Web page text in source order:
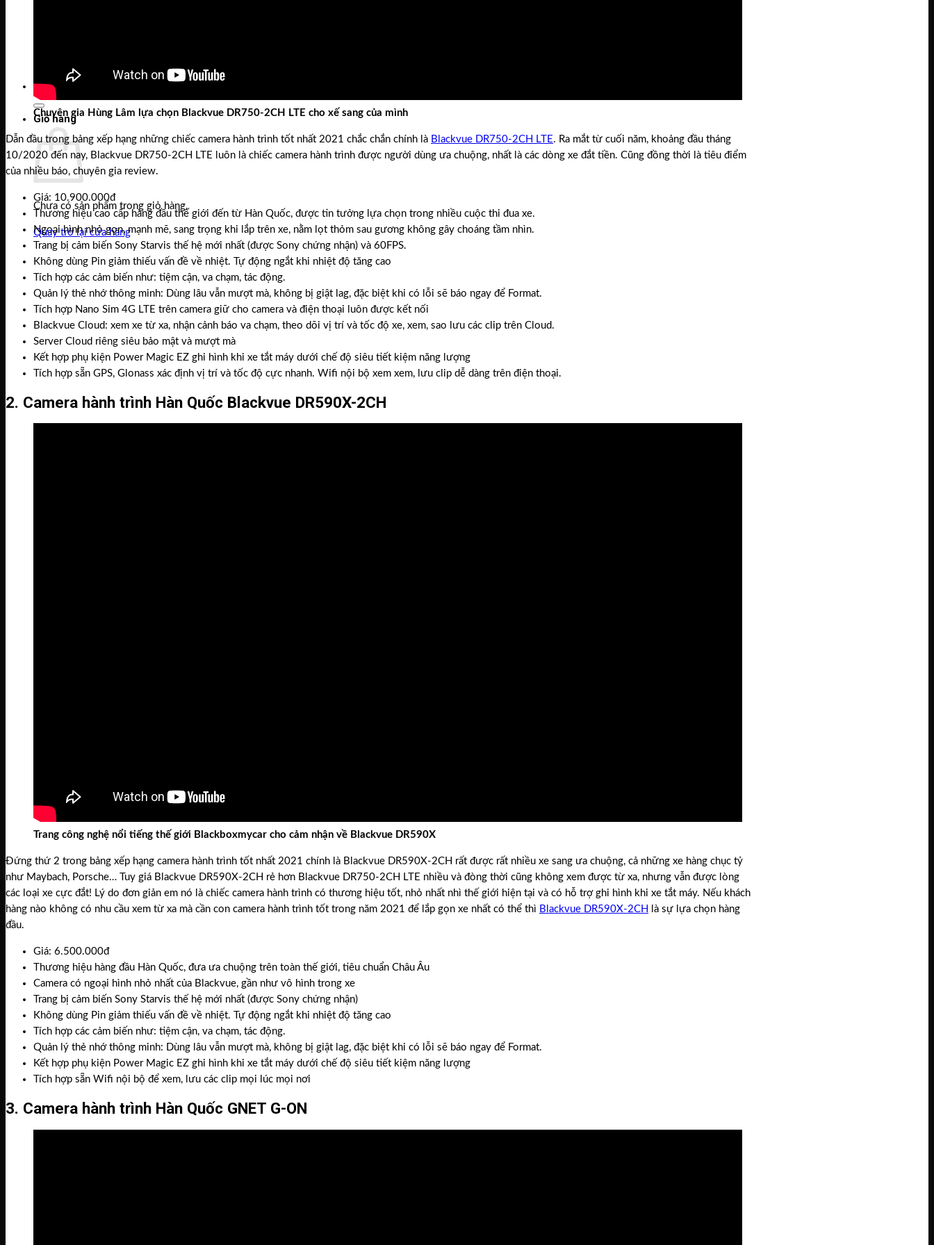
Tìm
kiếm:
Giỏ hàng
Chưa có sản phẩm trong giỏ hàng.
Quay trở lại cửa hàng
Chuyên gia Hùng Lâm lựa chọn Blackvue DR750-2CH LTE cho xế sang của mình
Dẫn đầu trong bảng xếp hạng những chiếc camera hành trình tốt nhất 2021 chắc chắn chính là Blackvue DR750-2CH LTE . Ra mắt từ cuối năm, khoảng đầu tháng
10/2020 đến nay, Blackvue DR750-2CH LTE luôn là chiếc camera hành trình được người dùng ưa chuộng, nhất là các dòng xe đắt tiền. Cũng đồng thời là tiêu điểm
của nhiều báo, chuyên gia review.
Giá: 10.900.000đ
Thương hiệu cao cấp hàng đầu thế giới đến từ Hàn Quốc, được tin tưởng lựa chọn trong nhiều cuộc thi đua xe.
Ngoại hình nhỏ gọn, mạnh mẽ, sang trọng khi lắp trên xe, nằm lọt thỏm sau gương không gây choáng tầm nhìn.
Trang bị cảm biến Sony Starvis thế hệ mới nhất (được Sony chứng nhận) và 60FPS.
Không dùng Pin giảm thiếu vấn đề về nhiệt. Tự động ngắt khi nhiệt độ tăng cao
Tích hợp các cảm biến như: tiệm cận, va chạm, tác động.
Quản lý thẻ nhớ thông minh: Dùng lâu vẫn mượt mà, không bị giật lag, đặc biệt khi có lỗi sẽ báo ngay để Format.
Tích hợp Nano Sim 4G LTE trên camera giữ cho camera và điện thoại luôn được kết nối
Blackvue Cloud: xem xe từ xa, nhận cảnh báo va chạm, theo dõi vị trí và tốc độ xe, xem, sao lưu các clip trên Cloud.
Server Cloud riêng siêu bảo mật và mượt mà
Kết hợp phụ kiện Power Magic EZ ghi hình khi xe tắt máy dưới chế độ siêu tiết kiệm năng lượng
Tích hợp sẵn GPS, Glonass xác định vị trí và tốc độ cực nhanh. Wifi nội bộ xem xem, lưu clip dễ dàng trên điện thoại.
2. Camera hành trình Hàn Quốc Blackvue DR590X-2CH
Trang công nghệ nổi tiếng thế giới Blackboxmycar cho cảm nhận về Blackvue DR590X
Đứng thứ 2 trong bảng xếp hạng camera hành trình tốt nhất 2021 chính là Blackvue DR590X-2CH rất được rất nhiều xe sang ưa chuộng, cả những xe hàng chục tỷ
như Maybach, Porsche… Tuy giá Blackvue DR590X-2CH rẻ hơn Blackvue DR750-2CH LTE nhiều và đòng thời cũng không xem được từ xa, nhưng vẫn được lòng
các loại xe cực đắt! Lý do đơn giản em nó là chiếc camera hành trình có thương hiệu tốt, nhỏ nhất nhì thế giới hiện tại và có hỗ trợ ghi hình khi xe tắt máy. Nếu khách
hàng nào không có nhu cầu xem từ xa mà cần con camera hành trình tốt trong năm 2021 để lắp gọn xe nhất có thể thì Blackvue DR590X-2CH
là sự lựa chọn hàng
đầu.
Giá: 6.500.000đ
Thương hiệu hàng đầu Hàn Quốc, đưa ưa chuộng trên toàn thế giới, tiêu chuẩn Châu Âu
Camera có ngoại hình nhỏ nhất của Blackvue, gần như vô hình trong xe
Trang bị cảm biến Sony Starvis thế hệ mới nhất (được Sony chứng nhận)
Không dùng Pin giảm thiếu vấn đề về nhiệt. Tự động ngắt khi nhiệt độ tăng cao
Tích hợp các cảm biến như: tiệm cận, va chạm, tác động.
Quản lý thẻ nhớ thông minh: Dùng lâu vẫn mượt mà, không bị giật lag, đặc biệt khi có lỗi sẽ báo ngay để Format.
Kết hợp phụ kiện Power Magic EZ ghi hình khi xe tắt máy dưới chế độ siêu tiết kiệm năng lượng
Tích hợp sẵn Wifi nội bộ để xem, lưu các clip mọi lúc mọi nơi
3. Camera hành trình Hàn Quốc GNET G-ON